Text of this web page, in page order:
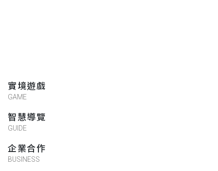
實境遊戲
GAME
智慧導覽
GUIDE
企業合作
BUSINESS